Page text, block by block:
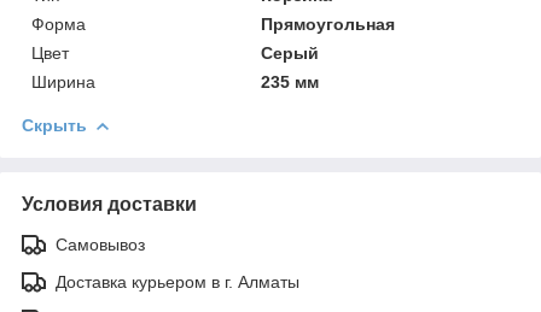
Форма
Прямоугольная
Цвет
Серый
Ширина
235 мм
Скрыть
Условия доставки
Самовывоз
Доставка курьером в г. Алматы